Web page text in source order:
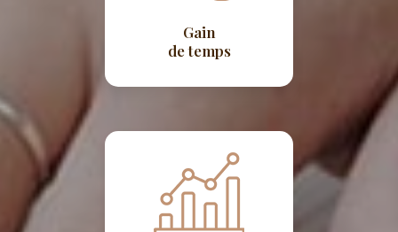
Gain
de temps